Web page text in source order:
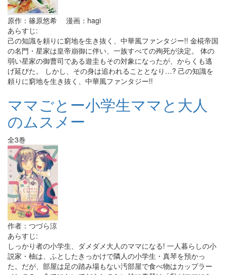
原作：篠原悠希 漫画：hagi
あらすじ:
己の知識を頼りに窮地を生き抜く、中華風ファンタジー!! 金椛帝国
の名門・星家は皇帝崩御に伴い、一族すべての殉死が決定。 体の
弱い星家の御曹司である遊圭もその対象になったが、からくも逃
げ延びた。 しかし、その身は追われることとなり…? 己の知識を
頼りに窮地を生き抜く、中華風ファンタジー!!
ママごとー小学生ママと大人
のムスメー
全3巻
作者：つづら涼
あらすじ:
しっかり者の小学生、ダメダメ大人のママになる! 一人暮らしの小
説家・柚は、ふとしたきっかけで隣人の小学生・真琴を預かっ
た。だが、部屋は足の踏み場もない汚部屋で食べ物はカップラー